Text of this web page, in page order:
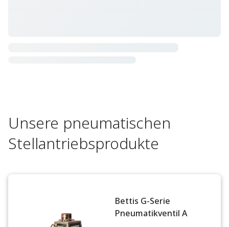
Unsere pneumatischen
Stellantriebsprodukte
Bettis G-Serie
Pneumatikventil A